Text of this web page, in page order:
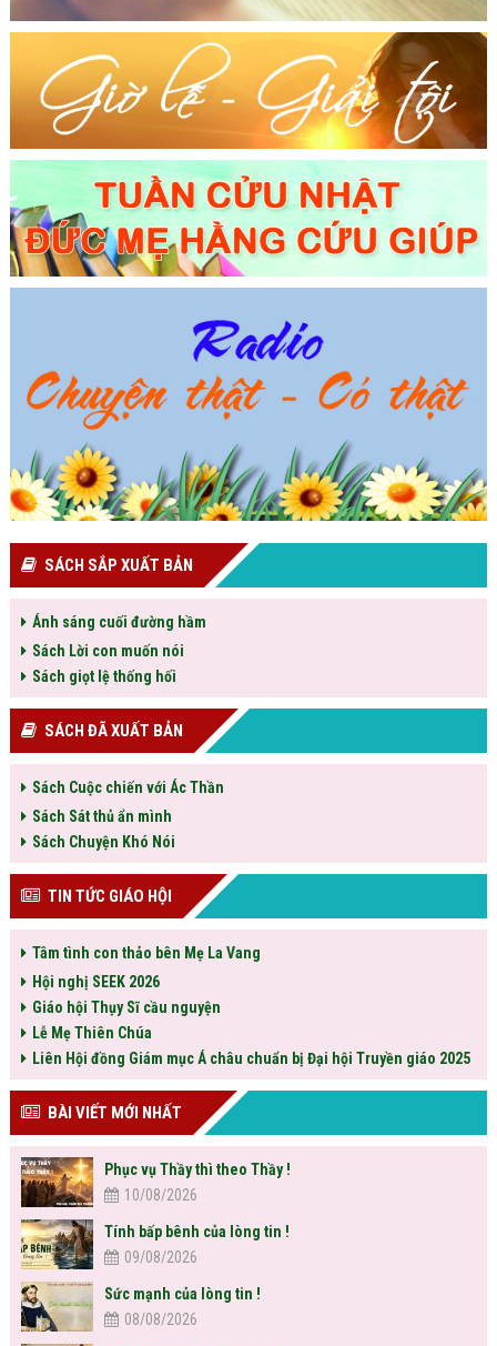
SÁCH SẮP XUẤT BẢN
Ánh sáng cuối đường hầm
Sách Lời con muốn nói
Sách giọt lệ thống hối
SÁCH ĐÃ XUẤT BẢN
Sách Cuộc chiến với Ác Thần
Sách Sát thủ ẩn mình
Sách Chuyện Khó Nói
TIN TỨC GIÁO HỘI
Tâm tình con thảo bên Mẹ La Vang
Hội nghị SEEK 2026
Giáo hội Thụy Sĩ cầu nguyện
Lễ Mẹ Thiên Chúa
Liên Hội đồng Giám mục Á châu chuẩn bị Đại hội Truyền giáo 2025
BÀI VIẾT MỚI NHẤT
Phục vụ Thầy thì theo Thầy !
10/08/2026
Tính bấp bênh của lòng tin !
09/08/2026
Sức mạnh của lòng tin !
08/08/2026